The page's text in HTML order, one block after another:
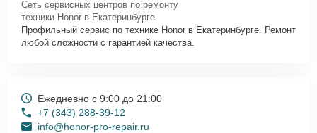
Сеть сервисных центров по ремонту
техники Honor в Екатеринбурге.
Профильный сервис по технике Honor в Екатеринбурге. Ремонт
любой сложности с гарантией качества.
Ежедневно с 9:00 до 21:00
+7 (343) 288-39-12
info@honor-pro-repair.ru